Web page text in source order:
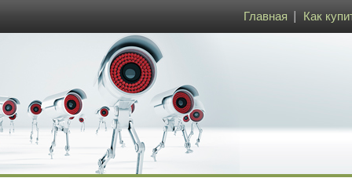
Главная Как